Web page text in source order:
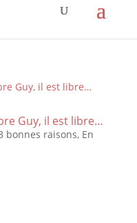
Guy, il est libre…
bonnes raisons, En